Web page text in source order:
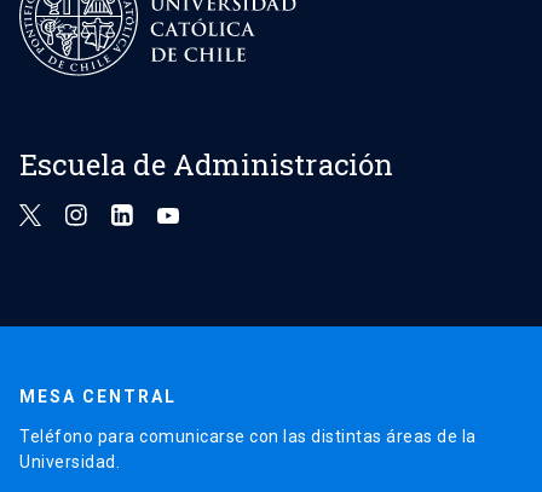
Escuela de Administración
MESA CENTRAL
Teléfono para comunicarse con las distintas áreas de la
Universidad.